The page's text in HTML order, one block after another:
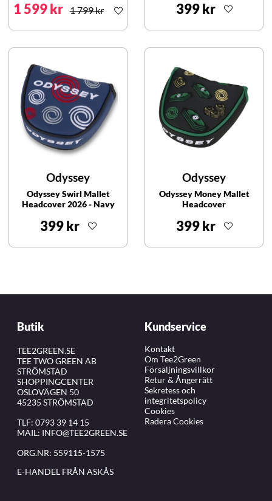
1 599 kr 1 799 kr 399 kr
Odyssey
Odyssey Swirl Mallet
Headcover 2026 - Navy
399 kr
Odyssey
Odyssey Money Mallet
Headcover
399 kr
Butik
TEE2GREEN.SE
TEE TWO GREEN AB
STRÖMSTAD
SHOPPINGCENTER
OSLOVÄGEN 50
45235 STRÖMSTAD
TLF: 0793 39 14 15
MAIL: INFO@TEE2GREEN.SE
ORG.NR: 559115-1575
E-HANDEL FRÅN ASKÅS
Kundservice
Kontakt
Om Tee2Green
Försäljningsvillkor
Retur & Ångerrätt
Sekretess och
integritetspolicy
Cookies
Radera Cookies